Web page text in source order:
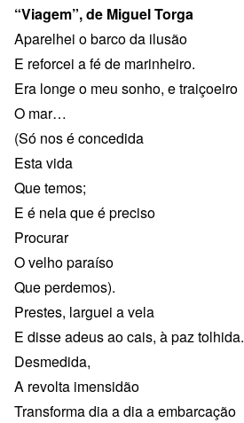
“Viagem”, de Miguel Torga
Aparelhei o barco da ilusão
E reforcei a fé de marinheiro.
Era longe o meu sonho, e traiçoeiro
O mar…
(Só nos é concedida
Esta vida
Que temos;
E é nela que é preciso
Procurar
O velho paraíso
Que perdemos).
Prestes, larguei a vela
E disse adeus ao cais, à paz tolhida.
Desmedida,
A revolta imensidão
Transforma dia a dia a embarcação